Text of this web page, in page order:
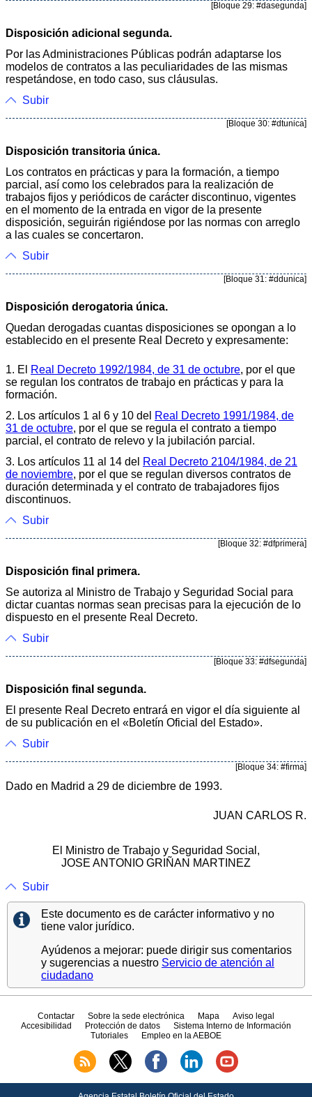
[Bloque 29: #dasegunda]
Disposición adicional segunda.
Por las Administraciones Públicas podrán adaptarse los
modelos de contratos a las peculiaridades de las mismas
respetándose, en todo caso, sus cláusulas.
Subir
[Bloque 30: #dtunica]
Disposición transitoria única.
Los contratos en prácticas y para la formación, a tiempo
parcial, así como los celebrados para la realización de
trabajos fijos y periódicos de carácter discontinuo, vigentes
en el momento de la entrada en vigor de la presente
disposición, seguirán rigiéndose por las normas con arreglo
a las cuales se concertaron.
Subir
[Bloque 31: #ddunica]
Disposición derogatoria única.
Quedan derogadas cuantas disposiciones se opongan a lo
establecido en el presente Real Decreto y expresamente:
1. El Real Decreto 1992/1984, de 31 de octubre, por el que
se regulan los contratos de trabajo en prácticas y para la
formación.
2. Los artículos 1 al 6 y 10 del Real Decreto 1991/1984, de
31 de octubre, por el que se regula el contrato a tiempo
parcial, el contrato de relevo y la jubilación parcial.
3. Los artículos 11 al 14 del Real Decreto 2104/1984, de 21
de noviembre, por el que se regulan diversos contratos de
duración determinada y el contrato de trabajadores fijos
discontinuos.
Subir
[Bloque 32: #dfprimera]
Disposición final primera.
Se autoriza al Ministro de Trabajo y Seguridad Social para
dictar cuantas normas sean precisas para la ejecución de lo
dispuesto en el presente Real Decreto.
Subir
[Bloque 33: #dfsegunda]
Disposición final segunda.
El presente Real Decreto entrará en vigor el día siguiente al
de su publicación en el «Boletín Oficial del Estado».
Subir
[Bloque 34: #firma]
Dado en Madrid a 29 de diciembre de 1993.
JUAN CARLOS R.
El Ministro de Trabajo y Seguridad Social,
JOSE ANTONIO GRIÑAN MARTINEZ
Subir
Este documento es de carácter informativo y no
tiene valor jurídico.
Ayúdenos a mejorar: puede dirigir sus comentarios
y sugerencias a nuestro Servicio de atención al
ciudadano
Contactar Sobre la sede electrónica Mapa
Aviso legal
Accesibilidad
Protección de datos
Sistema Interno de Información
Tutoriales
Empleo en la AEBOE